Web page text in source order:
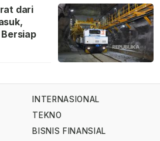
dari
INTERNASIONAL
TEKNO
BISNIS FINANSIAL